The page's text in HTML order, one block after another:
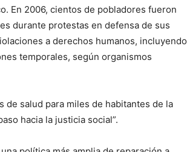
En 2006, cientos de pobladores fueron
durante protestas en defensa de sus
a derechos humanos, incluyendo
temporales, según organismos
de salud para miles de habitantes de la
hacia la justicia social”.